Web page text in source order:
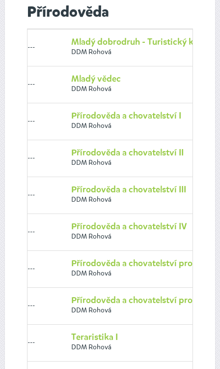
Přírodověda
---
Mladý dobrodruh - Turistický kroužek
DDM Rohová
---
Mladý vědec
DDM Rohová
---
Přírodověda a chovatelství I
DDM Rohová
---
Přírodověda a chovatelství II
DDM Rohová
---
Přírodověda a chovatelství III
DDM Rohová
---
Přírodověda a chovatelství IV
DDM Rohová
---
Přírodověda a chovatelství pro
DDM Rohová
---
Přírodověda a chovatelství pro
DDM Rohová
---
Teraristika I
DDM Rohová